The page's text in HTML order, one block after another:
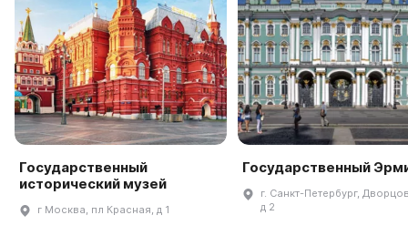
Государственный
исторический музей
г Москва, пл Красная, д 1
Государственный
г. Санкт-Петербург,
д 2